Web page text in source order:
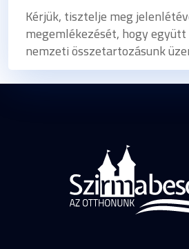
Kérjük, tisztelje meg
megemlékezését, hogy
nemzeti összetartozásunk